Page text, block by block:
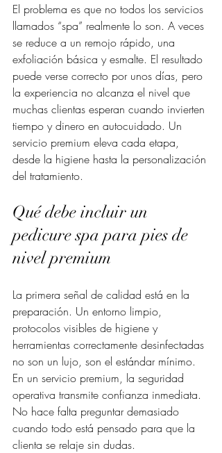
El problema es que no todos los servicios
llamados “spa” realmente lo son. A veces
se reduce a un remojo rápido, una
exfoliación básica y esmalte. El resultado
puede verse correcto por unos días, pero
la experiencia no alcanza el nivel que
muchas clientas esperan cuando invierten
tiempo y dinero en autocuidado. Un
servicio premium eleva cada etapa,
desde la higiene hasta la personalización
del tratamiento.
Qué debe incluir un
pedicure spa para pies de
nivel premium
La primera señal de calidad está en la
preparación. Un entorno limpio,
protocolos visibles de higiene y
herramientas correctamente desinfectadas
no son un lujo, son el estándar mínimo.
En un servicio premium, la seguridad
operativa transmite confianza inmediata.
No hace falta preguntar demasiado
cuando todo está pensado para que la
clienta se relaje sin dudas.